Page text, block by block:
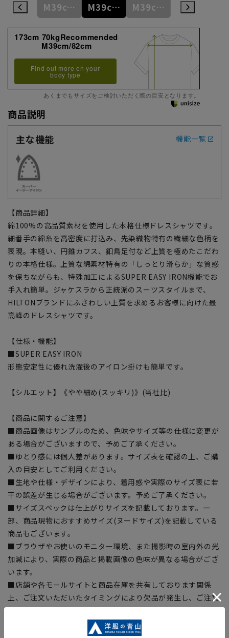
M39cm/82cm M39cm/84cm M39cm/86cm
173cm 70kgRecommended
M39cm/82cm
Find out more on your
body type
あくまでもサイズをご検討いただく際の目安となります。
商品説明
主な機能
機能一覧
【商品詳細】
綿100%の高品質素材を使用した本格仕様ドレスシャツです。
細番手の綿糸を高密度に打込み、先染織物特有の繊細な色柄を
表現。本縫い、円錐カフス、釦鳥足付など上質を極めたこだわ
りの本格仕様。上質な綿素材特有の「しっとり滑らか」な質感
を保ちながらも、特殊加工によるSUPER EASY IRON機能でお
手入れ簡単。ジャケスラから正統派のスーツスタイルまで、
HILTONブランドにふさわしい上質を求めるお客様に向けた最
高峰のドレスシャツです。
【仕様・機能】
■SUPER EASY IRON
形態安定性に優れ洗濯後のアイロン掛けも簡単です。
【シルエット】《やや細め(スッキリ)》(当社比)
【商品に関するご注意】
■商品画像はサンプルのため、色味やサイズ等の仕様に変更が
ある場合がございますので、予めご了承ください。
■ゆとり感には個人差があります。サイズ表を確認の上、ご購
入の目安としてご利用ください。
■生地や仕様・デザインにより、着用感や実際のサイズ表に若
干の誤差が生じる場合がございます。予めご了承ください。
■サイズスペックは仕上がりサイズを記載しております。一
部、商品現物におすすめサイズ(ヌードサイズ)を記載している
商品もございます。
■ブラウザやお使いのモニター環境、また撮影時の室内外の光
加減により、実際の商品と掲載画像の色味が異なる場合がござ
います。
■店舗や各モールサイトと商品在庫を共有しております関係
上、ご注文いただいたタイミングにより欠品が発生し、ご注文
を完了できない場合がございます。予めご了承ください。
■お急ぎ発送のご注文につきましても、ご注文のタイミングに
よってはお急ぎ発送サービスを選択できない場合がございま